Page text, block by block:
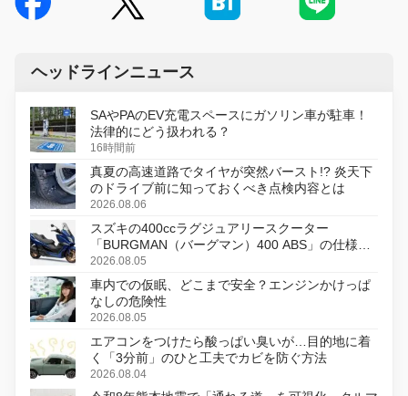
ヘッドラインニュース
SAやPAのEV充電スペースにガソリン車が駐車！
法律的にどう扱われる？
16時間前
真夏の高速道路でタイヤが突然バースト!? 炎天下
のドライブ前に知っておくべき点検内容とは
2026.08.06
スズキの400ccラグジュアリースクーター
「BURGMAN（バーグマン）400 ABS」の仕様を
変更し、8月18日に発売
2026.08.05
車内での仮眠、どこまで安全？エンジンかけっぱ
なしの危険性
2026.08.05
エアコンをつけたら酸っぱい臭いが…目的地に着
く「3分前」のひと工夫でカビを防ぐ方法
2026.08.04